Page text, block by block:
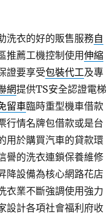
洗衣的好的販售服務自
推薦工機控制使用伸縮
證要享受包裝代工及專
網提供TS安全認證電梯
留車臨時重型機車借款
行情名牌包借款或是台
用於購買汽車的貸款環
譽的洗衣連鎖保養維修
降設備為核心網路花店
衣業不斷強調使用強力
設計各項社會福利府收